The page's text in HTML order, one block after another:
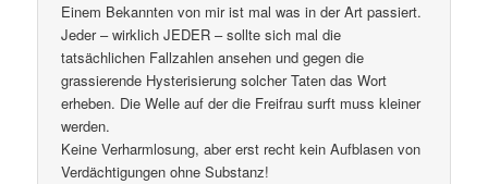
Einem Bekannten von mir ist mal was in der Art passiert.
Jeder – wirklich JEDER – sollte sich mal die
tatsächlichen Fallzahlen ansehen und gegen die
grassierende Hysterisierung solcher Taten das Wort
erheben. Die Welle auf der die Freifrau surft muss kleiner
werden.
Keine Verharmlosung, aber erst recht kein Aufblasen von
Verdächtigungen ohne Substanz!